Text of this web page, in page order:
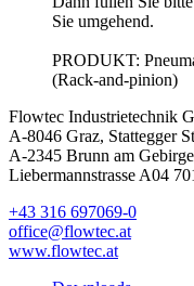
Sie umgehend.
PRODUKT:
(Rack-and-pinion)
Flowtec Industrietechnik
A-8046 Graz, Stattegger
A-2345 Brunn am
Liebermannstrasse A04
+43 316 697069-0
office@flowtec.at
www.flowtec.at